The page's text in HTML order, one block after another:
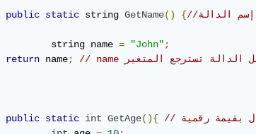
public static string GetName() {
		string name
= "John";
return name;
public static int GetAge(){
بقيمة رقمية